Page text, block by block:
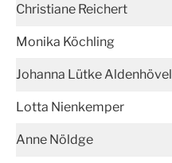
Christiane Reichert
Monika Köchling
Johanna Lütke Aldenhövel
Lotta Nienkemper
Anne Nöldge